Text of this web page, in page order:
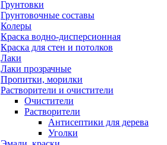
Грунтовки
Грунтовочные составы
Колеры
Краска водно-дисперсионная
Краска для стен и потолков
Лаки
Лаки прозрачные
Пропитки, морилки
Растворители и очистители
Очистители
Растворители
Антисептики для дерева
Уголки